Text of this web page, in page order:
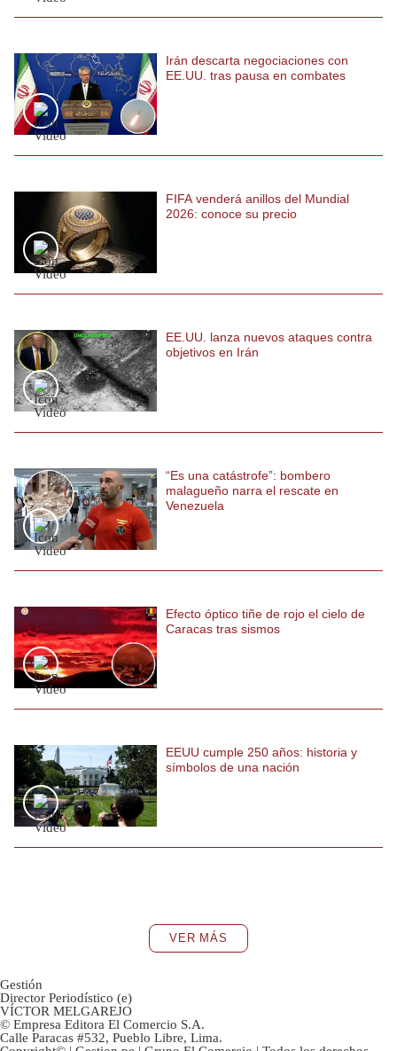
Irán descarta negociaciones con
EE.UU. tras pausa en combates
FIFA venderá anillos del Mundial
2026: conoce su precio
EE.UU. lanza nuevos ataques contra
objetivos en Irán
“Es una catástrofe”: bombero
malagueño narra el rescate en
Venezuela
Efecto óptico tiñe de rojo el cielo de
Caracas tras sismos
EEUU cumple 250 años: historia y
símbolos de una nación
VER MÁS
Gestión
Director Periodístico (e)
VÍCTOR MELGAREJO
© Empresa Editora El Comercio S.A.
Calle Paracas #532, Pueblo Libre, Lima.